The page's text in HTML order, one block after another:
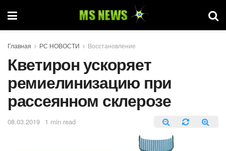
Главная РС НОВОСТИ Восстановление
Кветирон ускоряет
ремиелинизацию при
рассеянном склерозе
08.03.2019 1 min read